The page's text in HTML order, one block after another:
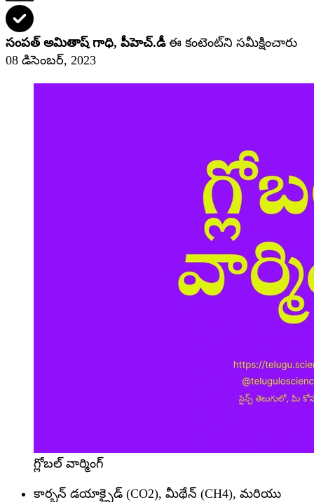
సంపత్ అమితాష్ గాధి, పీహెచ్‌.డీఈ కంటెంట్‌ని సమీక్షించారు
08 డిసెంబర్, 2023
గ్లోబల్ వార్మింగ్
కార్బన్ డయాక్సైడ్ (CO2), మీథేన్ (CH4), మరియు